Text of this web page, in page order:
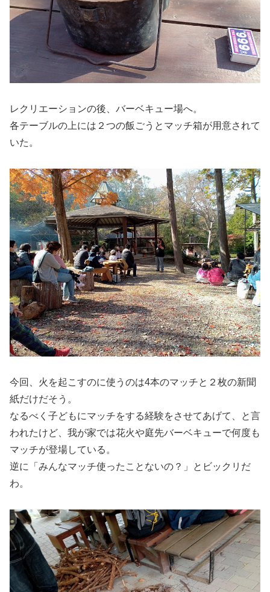
レクリエーションの後、バーベキュー場へ。
各テーブルの上には２つの飯ごうとマッチ箱が用意されて
いた。
今回、火を起こすのに使うのは4本のマッチと２枚の新聞
紙だけだそう。
なるべく子どもにマッチをする経験をさせてあげて、と言
われたけど、我が家では花火や庭先バーベキューで何度も
マッチが登場している。
逆に「みんなマッチ使ったことないの？」とビックリだ
わ。